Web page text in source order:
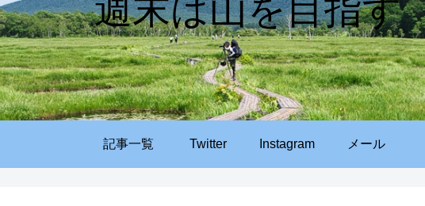
週末は山を目指す
記事一覧 Twitter Instagram メール